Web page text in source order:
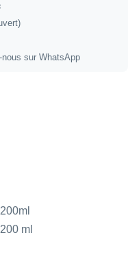
sur WhatsApp